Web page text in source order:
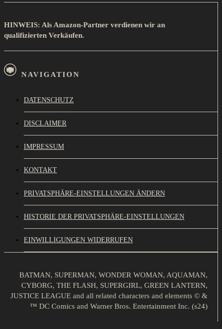
HINWEIS: Als Amazon-Partner verdienen wir an
qualifizierten Verkäufen.
NAVIGATION
DATENSCHUTZ
DISCLAIMER
IMPRESSUM
KONTAKT
PRIVATSPHÄRE-EINSTELLUNGEN ÄNDERN
HISTORIE DER PRIVATSPHÄRE-EINSTELLUNGEN
EINWILLIGUNGEN WIDERRUFEN
BATMAN, SUPERMAN, WONDER WOMAN, AQUAMAN,
CYBORG, THE FLASH, SUPERGIRL, GREEN LANTERN,
JUSTICE LEAGUE and all related characters and elements © &
™ DC Comics and Warner Bros. Entertainment Inc. (s24)